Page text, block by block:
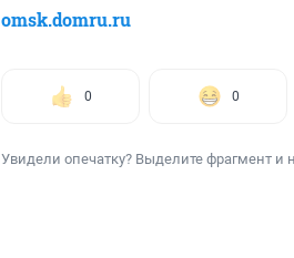
omsk.domru.ru
0 0
Увидели опечатку? Выделите фрагмент и